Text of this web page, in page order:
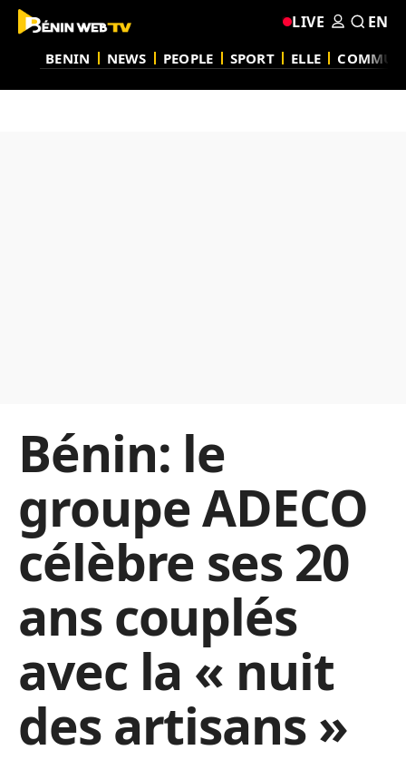
BENIN NEWS PEOPLE SPORT ELLE
LIVE EN
Bénin: le
groupe ADECO
célèbre ses 20
ans couplés
avec la « nuit
des artisans »